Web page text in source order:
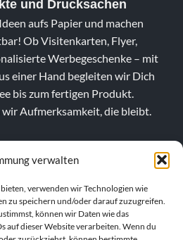
verwalten
verwenden wir Technologien wie
zu speichern und/oder darauf zuzugreifen.
können wir Daten wie das
auf dieser Website verarbeiten. Wenn du
und Drucksachen
aufs Papier und machen
Ob Visitenkarten, Flyer,
Werbegeschenke – mit
einer Hand begleiten wir Dich
bis zum fertigen Produkt.
Aufmerksamkeit, die bleibt.